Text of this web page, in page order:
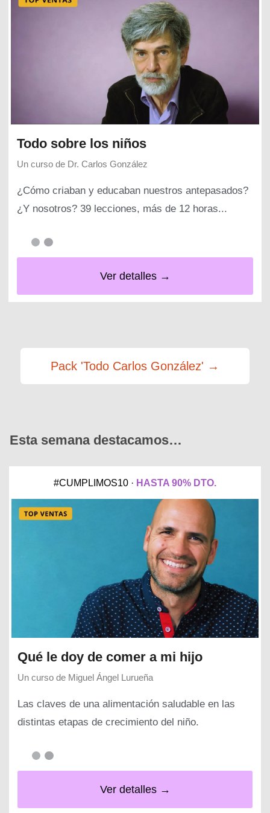
Todo sobre los niños
Un curso de Dr. Carlos González
¿Cómo criaban y educaban nuestros antepasados?
¿Y nosotros? 39 lecciones, más de 12 horas...
Ver detalles →
Pack 'Todo Carlos González' →
Esta semana destacamos…
#CUMPLIMOS10 · HASTA 90% DTO.
Qué le doy de comer a mi hijo
Un curso de Miguel Ángel Lurueña
Las claves de una alimentación saludable en las
distintas etapas de crecimiento del niño.
Ver detalles →